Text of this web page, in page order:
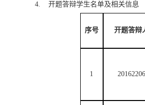
4. 开题答辩学生名单及相关信息
序号 开题答辩
1